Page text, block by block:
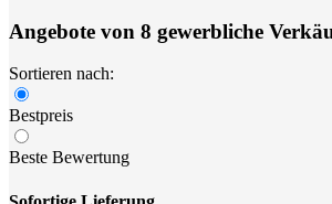
Angebote von 8 gewerbliche
Sortieren nach:
Bestpreis
Beste Bewertung